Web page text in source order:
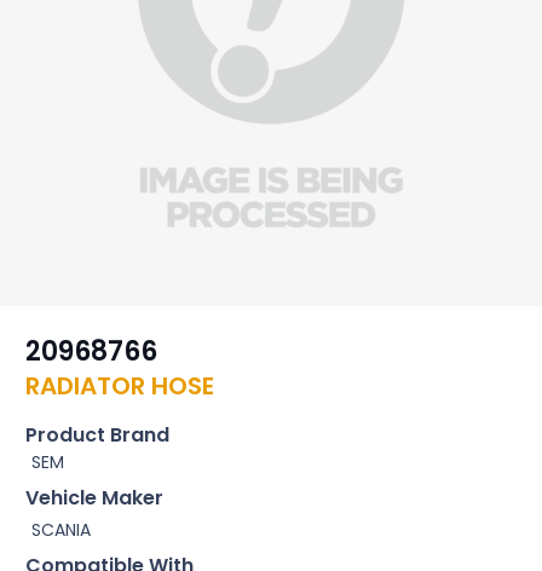
20968766
RADIATOR HOSE
Product Brand
SEM
Vehicle Maker
SCANIA
Compatible With